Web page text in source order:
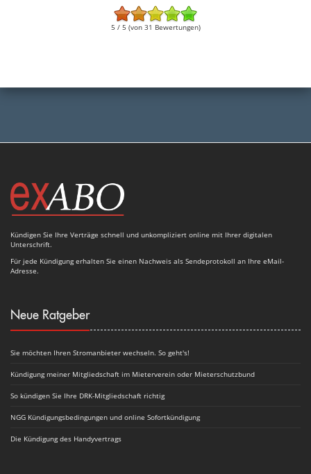
5 / 5 (von 31 Bewertungen)
Kündigen Sie Ihre Verträge schnell und unkompliziert online mit Ihrer digitalen
Unterschrift.
Für jede Kündigung erhalten Sie einen Nachweis als Sendeprotokoll an Ihre eMail-
Adresse.
Neue Ratgeber
Sie möchten Ihren Stromanbieter wechseln. So geht's!
Kündigung meiner Mitgliedschaft im Mieterverein oder Mieterschutzbund
So kündigen Sie Ihre DRK-Mitgliedschaft richtig
NGG Kündigungsbedingungen und online Sofortkündigung
Die Kündigung des Handyvertrags